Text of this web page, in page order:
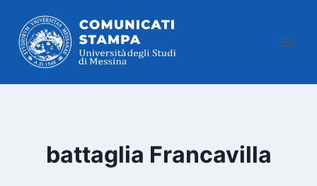
contenuto
battaglia Francavilla